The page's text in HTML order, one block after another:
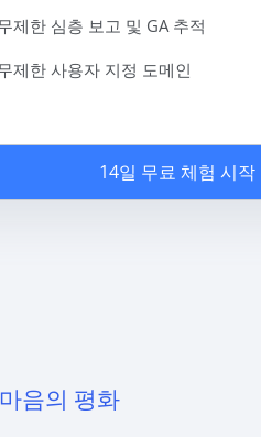
제한 심층 보고 및 GA 추적
제한 사용자 지정 도메인
14일 무료 체험 시작
마음의 평화